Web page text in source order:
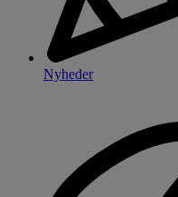
Nyheder